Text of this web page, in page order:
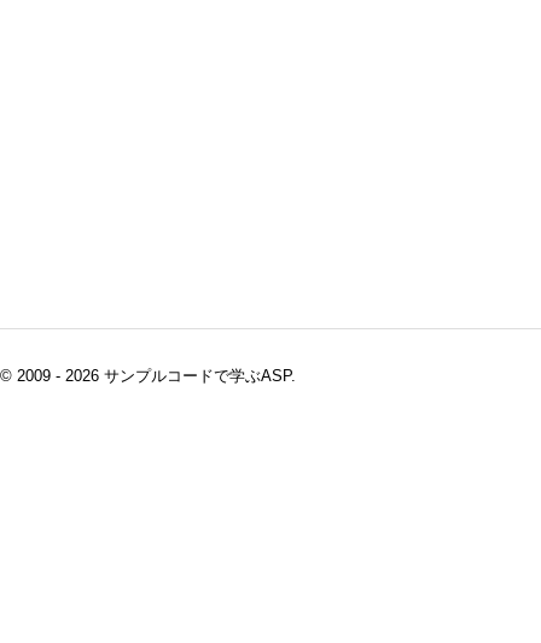
© 2009 - 2026 サンプルコードで学ぶASP.